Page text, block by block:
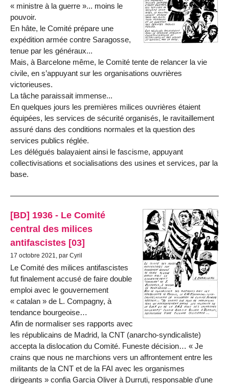
« ministre à la guerre »... moins le
pouvoir.
En hâte, le Comité prépare une
expédition armée contre Saragosse,
tenue par les généraux...
Mais, à Barcelone même, le Comité tente de relancer la vie
civile, en s’appuyant sur les organisations ouvrières
victorieuses.
La tâche paraissait immense...
En quelques jours les premières milices ouvrières étaient
équipées, les services de sécurité organisés, le ravitaillement
assuré dans des conditions normales et la question des
services publics réglée.
Les délégués balayaient ainsi le fascisme, appuyant
collectivisations et socialisations des usines et services, par la
base.
[BD] 1936 - Le Comité
central des milices
antifascistes [03]
17 octobre 2021, par Cyril
Le Comité des milices antifascistes
fut finalement accusé de faire double
emploi avec le gouvernement
« catalan » de L. Compagny, à
tendance bourgeoise…
Afin de normaliser ses rapports avec
les républicains de Madrid, la CNT (anarcho-syndicaliste)
accepta la dislocation du Comité. Funeste décision… « Je
crains que nous ne marchions vers un affrontement entre les
militants de la CNT et de la FAI avec les organismes
dirigeants » confia Garcia Oliver à Durruti, responsable d’une